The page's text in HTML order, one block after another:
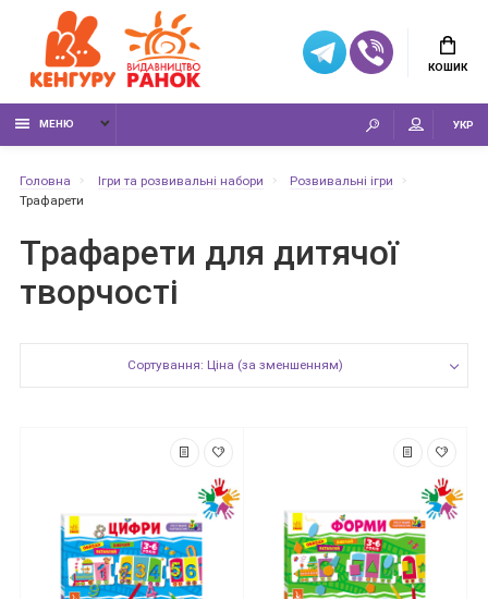
КОШИК
МЕНЮ УКР
Головна Ігри та розвивальні набори
Розвивальні ігри
Трафарети
Трафарети для дитячої
творчості
Сортування: Ціна (за зменшенням)